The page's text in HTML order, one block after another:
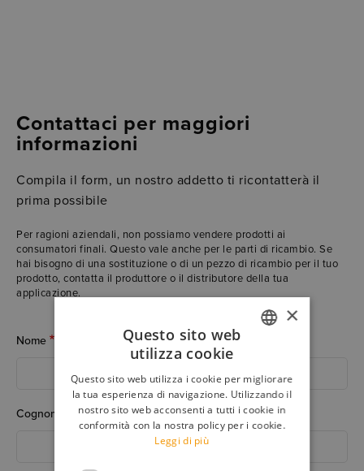
Contattaci per maggiori
informazioni
Compila il form, un nostro addetto ti ricontatterà il
prima possibile
Per ragioni aziendali, non possiamo vendere prodotti ai
consumatori finali. Questo vale anche per le parti di ricambio. Se
hai bisogno di una sostituzione o di un pezzo di ricambio per il tuo
prodotto, contatta il produttore o il distributore della tua
applicazione.
Nome
Cognome
ENGLISH
×
Questo sito web
utilizza cookie
Questo sito web utilizza i cookie per migliorare
la tua esperienza di navigazione. Utilizzando il
nostro sito web acconsenti a tutti i cookie in
conformità con la nostra policy per i cookie.
Leggi di più